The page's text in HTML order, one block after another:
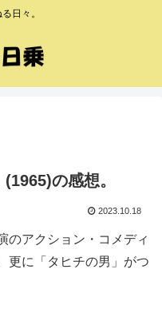
日々。
の感想。
2023.10.18
のアクション・コメディ
更に「タヒチの男」がつ